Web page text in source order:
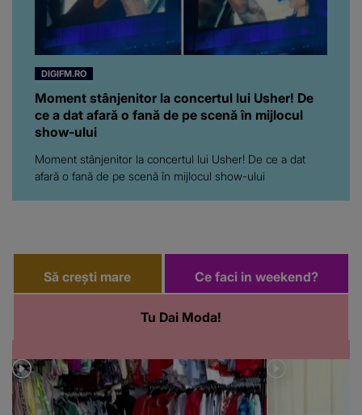
DIGIFM.RO
Moment stânjenitor la concertul lui Usher! De
ce a dat afară o fană de pe scenă în mijlocul
show-ului
Moment stânjenitor la concertul lui Usher! De ce a dat
afară o fană de pe scenă în mijlocul show-ului
Să crești mare
Tu Dai Moda!
Ce faci in weekend?